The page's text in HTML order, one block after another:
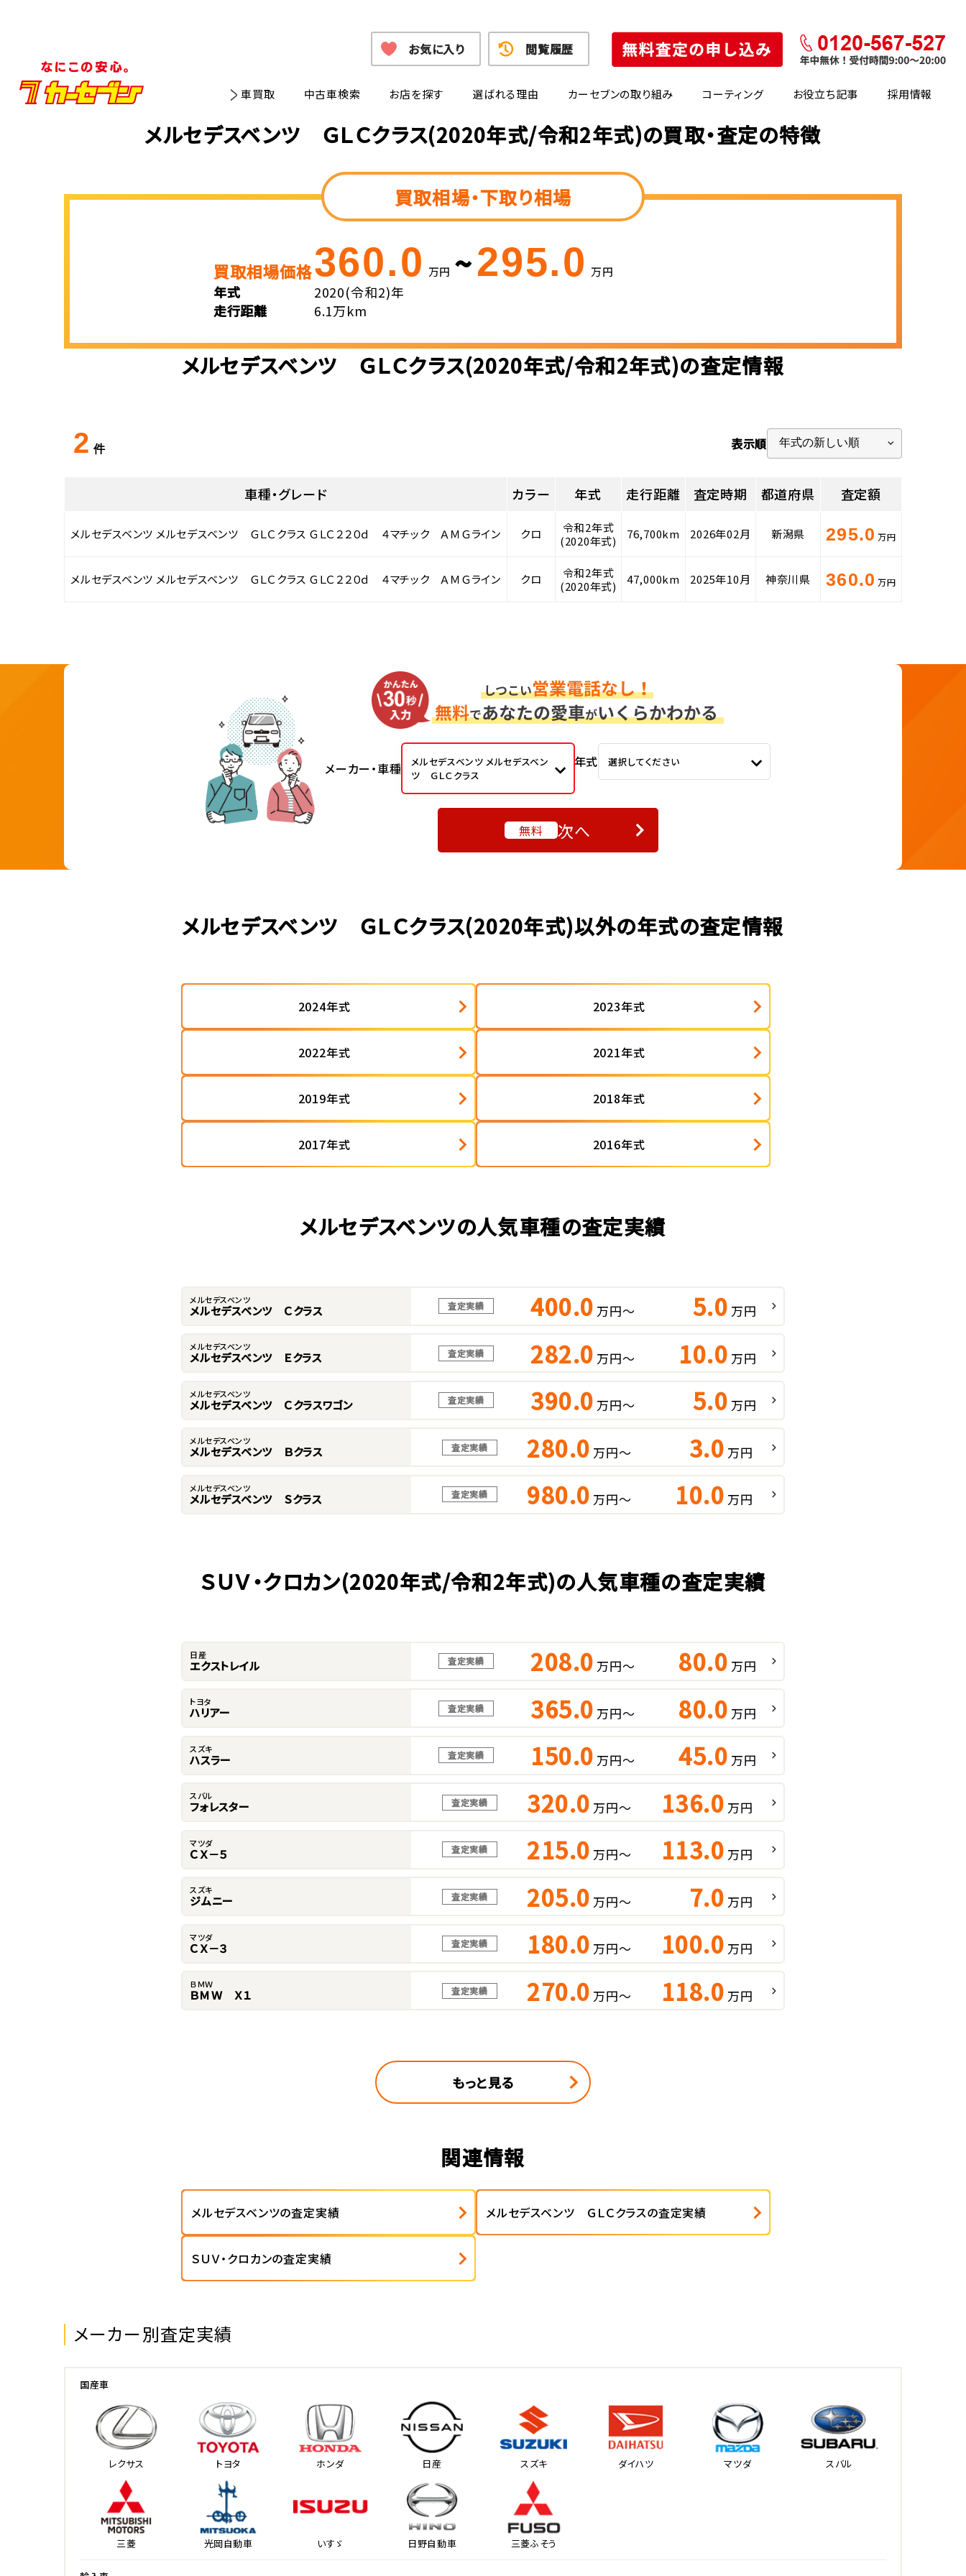
車買取 中古車検索 お店を探す 選ばれる理由 カーセブンの取り組み コーティング お役立ち記事 採用情報
お気に入り 閲覧履歴
メルセデスベンツ ＧＬＣクラス(2020年式/令和2年式)の買取・査定の特徴
買取相場・下取り相場
買取相場価格360.0 万円 ~295.0 万円
年式
2020(令和2)年
走行距離
6.1万km
メルセデスベンツ ＧＬＣクラス(2020年式/令和2年式)の査定情報
2 件 表示順
車種・グレード カラー 年式 走行距離 査定時期 都道府県 査定額
メルセデスベンツ メルセデスベンツ ＧＬＣクラス ＧＬＣ２２０ｄ ４マチック ＡＭＧライン クロ
令和2年式
(2020年式)
76,700km 2026年02月 新潟県 295.0 万円
メルセデスベンツ メルセデスベンツ ＧＬＣクラス ＧＬＣ２２０ｄ ４マチック ＡＭＧライン クロ
令和2年式
(2020年式)
47,000km 2025年10月 神奈川県 360.0 万円
メーカー・車種
メルセデスベンツ メルセデスベン
ツ ＧＬＣクラス
年式 選択してください
無料 次へ
メルセデスベンツ ＧＬＣクラス(2020年式)以外の年式の査定情報
2024年式 2023年式
2022年式 2021年式
2019年式 2018年式
2017年式 2016年式
メルセデスベンツの人気車種の査定実績
メルセデスベンツ
メルセデスベンツ Ｃクラス 査定実績 400.0 万円～ 5.0 万円
メルセデスベンツ
メルセデスベンツ Ｅクラス 査定実績 282.0 万円～ 10.0 万円
メルセデスベンツ
メルセデスベンツ Ｃクラスワゴン 査定実績 390.0 万円～ 5.0 万円
メルセデスベンツ
メルセデスベンツ Ｂクラス 査定実績 280.0 万円～ 3.0 万円
メルセデスベンツ
メルセデスベンツ Ｓクラス 査定実績 980.0 万円～ 10.0 万円
ＳＵＶ・クロカン(2020年式/令和2年式)の人気車種の査定実績
日産
エクストレイル 査定実績 208.0 万円～ 80.0 万円
トヨタ
ハリアー 査定実績 365.0 万円～ 80.0 万円
スズキ
ハスラー 査定実績 150.0 万円～ 45.0 万円
スバル
フォレスター 査定実績 320.0 万円～ 136.0 万円
マツダ
ＣＸ－５ 査定実績 215.0 万円～ 113.0 万円
スズキ
ジムニー 査定実績 205.0 万円～ 7.0 万円
マツダ
ＣＸ－３ 査定実績 180.0 万円～ 100.0 万円
ＢＭＷ
ＢＭＷ Ｘ１ 査定実績 270.0 万円～ 118.0 万円
もっと見る
関連情報
メルセデスベンツの査定実績 メルセデスベンツ ＧＬＣクラスの査定実績
ＳＵＶ・クロカンの査定実績
メーカー別査定実績
国産車
レクサス トヨタ ホンダ 日産 スズキ ダイハツ マツダ スバル
三菱 光岡自動車 いすゞ 日野自動車 三菱ふそう